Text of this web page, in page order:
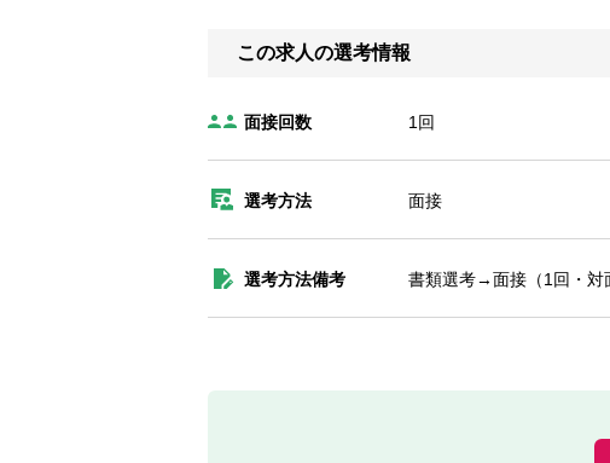
この求人の選考情報
面接回数 1回
選考方法 面接
選考方法備考 書類選考→面接（1回・対